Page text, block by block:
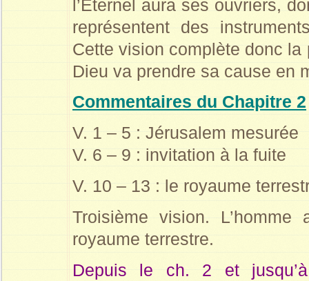
l’Eternel aura ses ouvriers,
représentent des
Cette vision complète donc
Dieu va prendre sa cause en
Commentaires du Chapitre 2
V. 1 – 5 : Jérusalem mesurée
V. 6 – 9 : invitation à la fuite
V. 10 – 13 : le royaume
Troisième vision.
royaume terrestre.
Depuis le ch. 2 et